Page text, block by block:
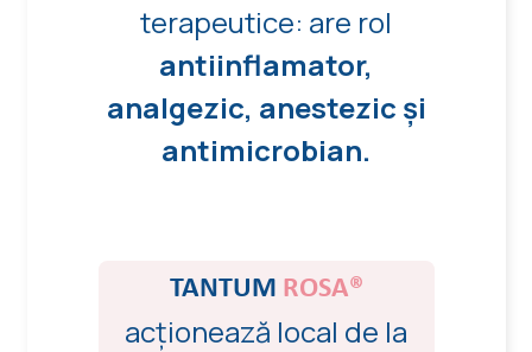
terapeutice: are rol
antiinflamator,
analgezic, anestezic și
antimicrobian.
TANTUM ROSA®
acționează local de la